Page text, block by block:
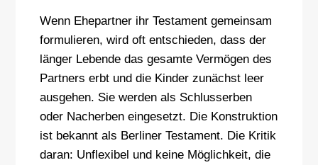
Wenn Ehepartner ihr Testament gemeinsam
formulieren, wird oft entschieden, dass der
länger Lebende das gesamte Vermögen des
Partners erbt und die Kinder zunächst leer
ausgehen. Sie werden als Schlusserben
oder Nacherben eingesetzt. Die Konstruktion
ist bekannt als Berliner Testament. Die Kritik
daran: Unflexibel und keine Möglichkeit, die